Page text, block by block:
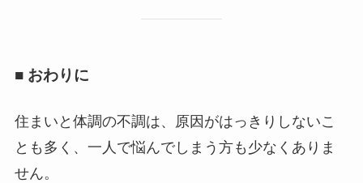
■ おわりに
住まいと体調の不調は、原因がはっきりしないこ
とも多く、一人で悩んでしまう方も少なくありま
せん。